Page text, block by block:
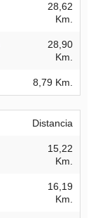
28,62
Km.
28,90
Km.
8,79 Km.
Distancia
15,22
Km.
16,19
Km.